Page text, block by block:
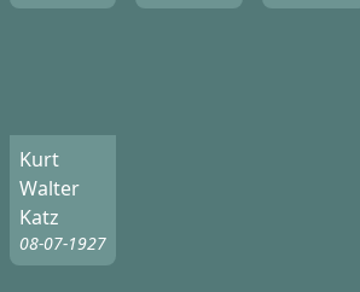
Kurt
Walter
Katz
08-07-1927